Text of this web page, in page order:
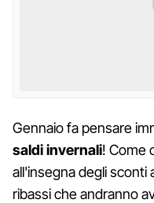
Gennaio fa pensare
saldi invernali! Come
all'insegna degli sconti
ribassi che andranno